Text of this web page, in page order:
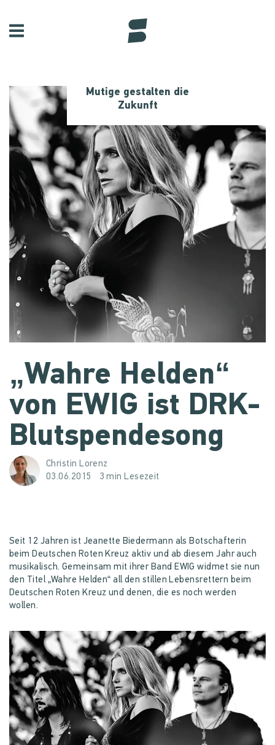
Mutige gestalten die
Zukunft
„Wahre Helden“
von EWIG ist DRK-
Blutspendesong
Christin Lorenz
03.06.2015
3 min Lesezeit
Seit 12 Jahren ist Jeanette Biedermann als Botschafterin
beim Deutschen Roten Kreuz aktiv und ab diesem Jahr auch
musikalisch. Gemeinsam mit ihrer Band EWIG widmet sie nun
den Titel „Wahre Helden“ all den stillen Lebensrettern beim
Deutschen Roten Kreuz und denen, die es noch werden
wollen.